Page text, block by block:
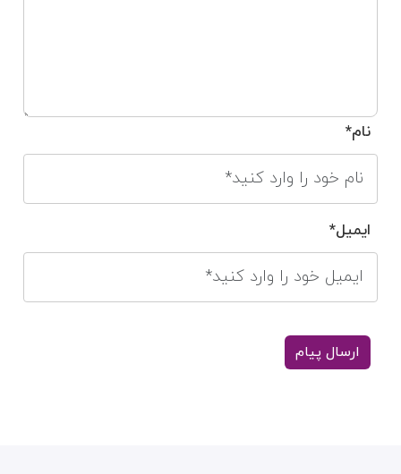
نام*
ایمیل*